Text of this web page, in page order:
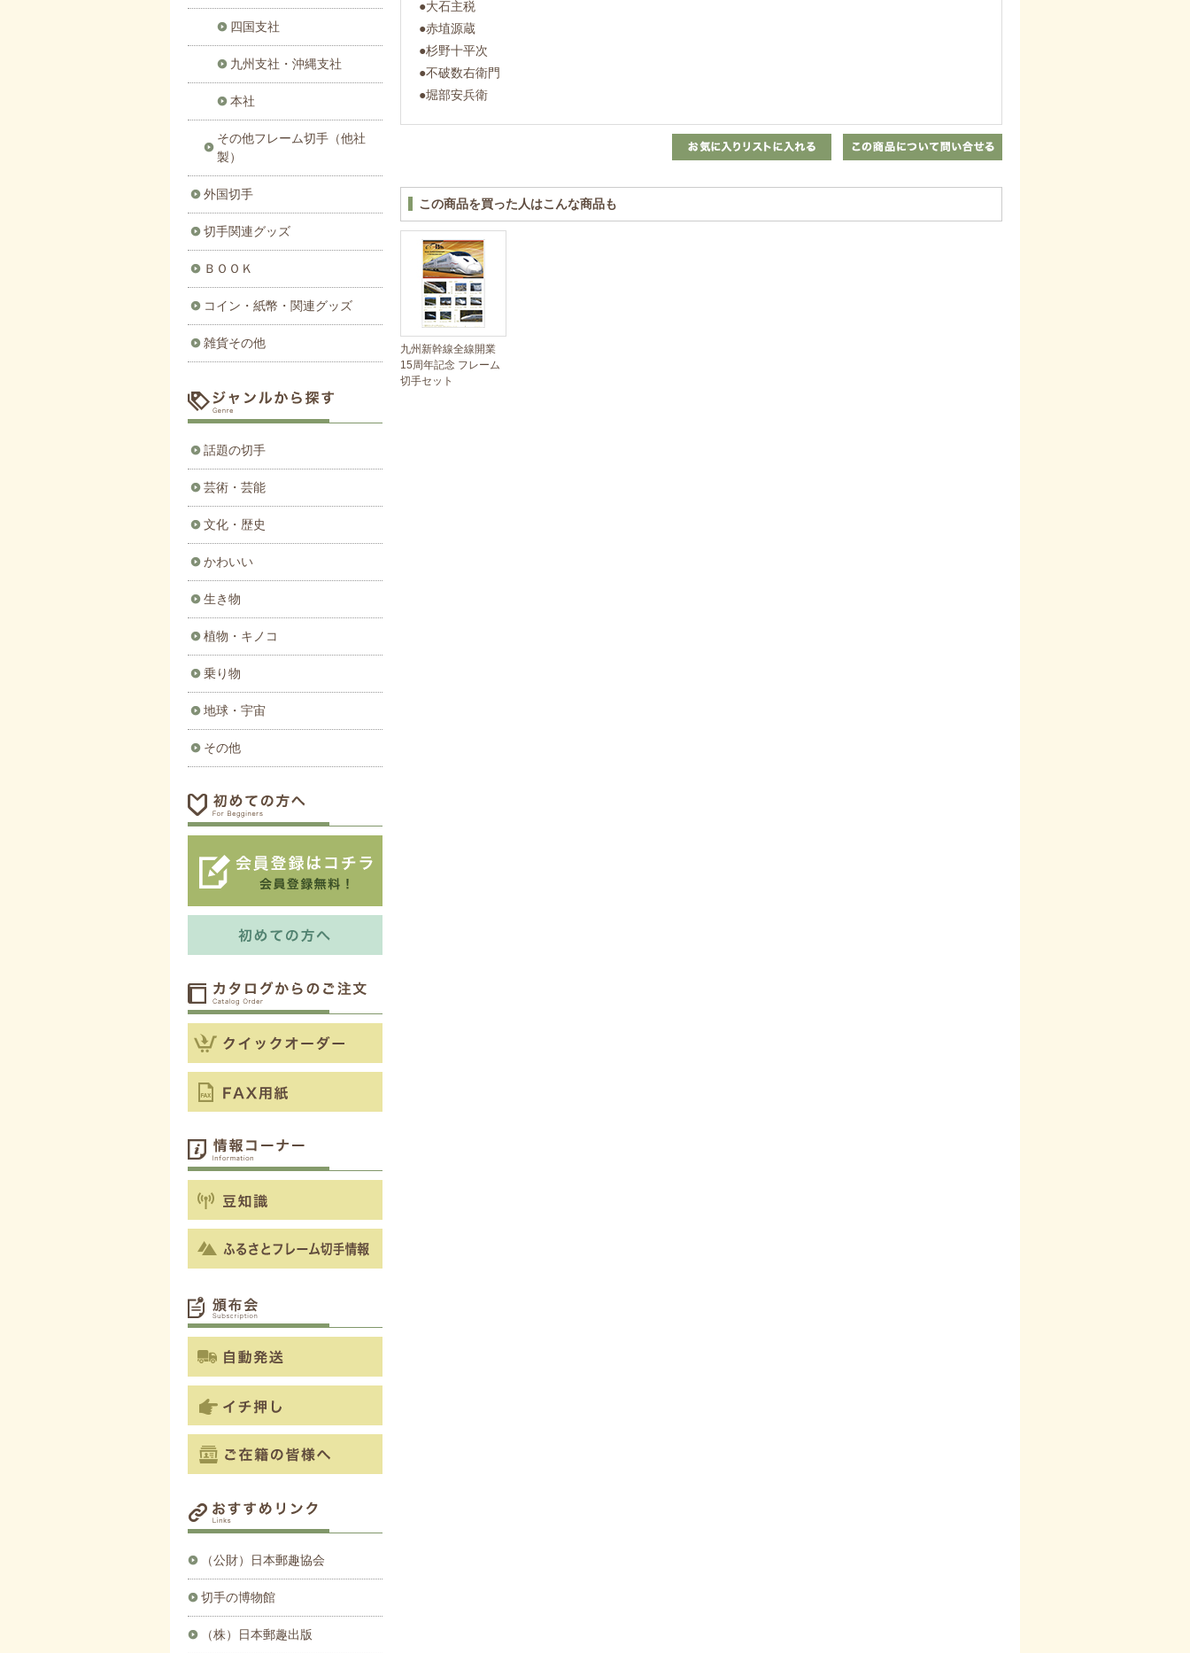
●大石主税
●赤埴源蔵
●杉野十平次
●不破数右衛門
●堀部安兵衛
この商品を買った人はこんな商品も
九州新幹線全線開業
15周年記念 フレーム
切手セット
四国支社
九州支社・沖縄支社
本社
その他フレーム切手（他社
製）
外国切手
切手関連グッズ
ＢＯＯＫ
コイン・紙幣・関連グッズ
雑貨その他
話題の切手
芸術・芸能
文化・歴史
かわいい
生き物
植物・キノコ
乗り物
地球・宇宙
その他
（公財）日本郵趣協会
切手の博物館
（株）日本郵趣出版